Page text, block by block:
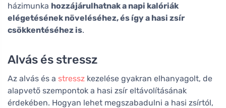
házimunka hozzájárulhatnak a napi kalóriák
elégetésének növeléséhez, és így a hasi zsír
csökkentéséhez is.
Alvás és stressz
Az alvás és a stressz kezelése gyakran elhanyagolt, de
alapvető szempontok a hasi zsír eltávolításának
érdekében. Hogyan lehet megszabadulni a hasi zsírtól,